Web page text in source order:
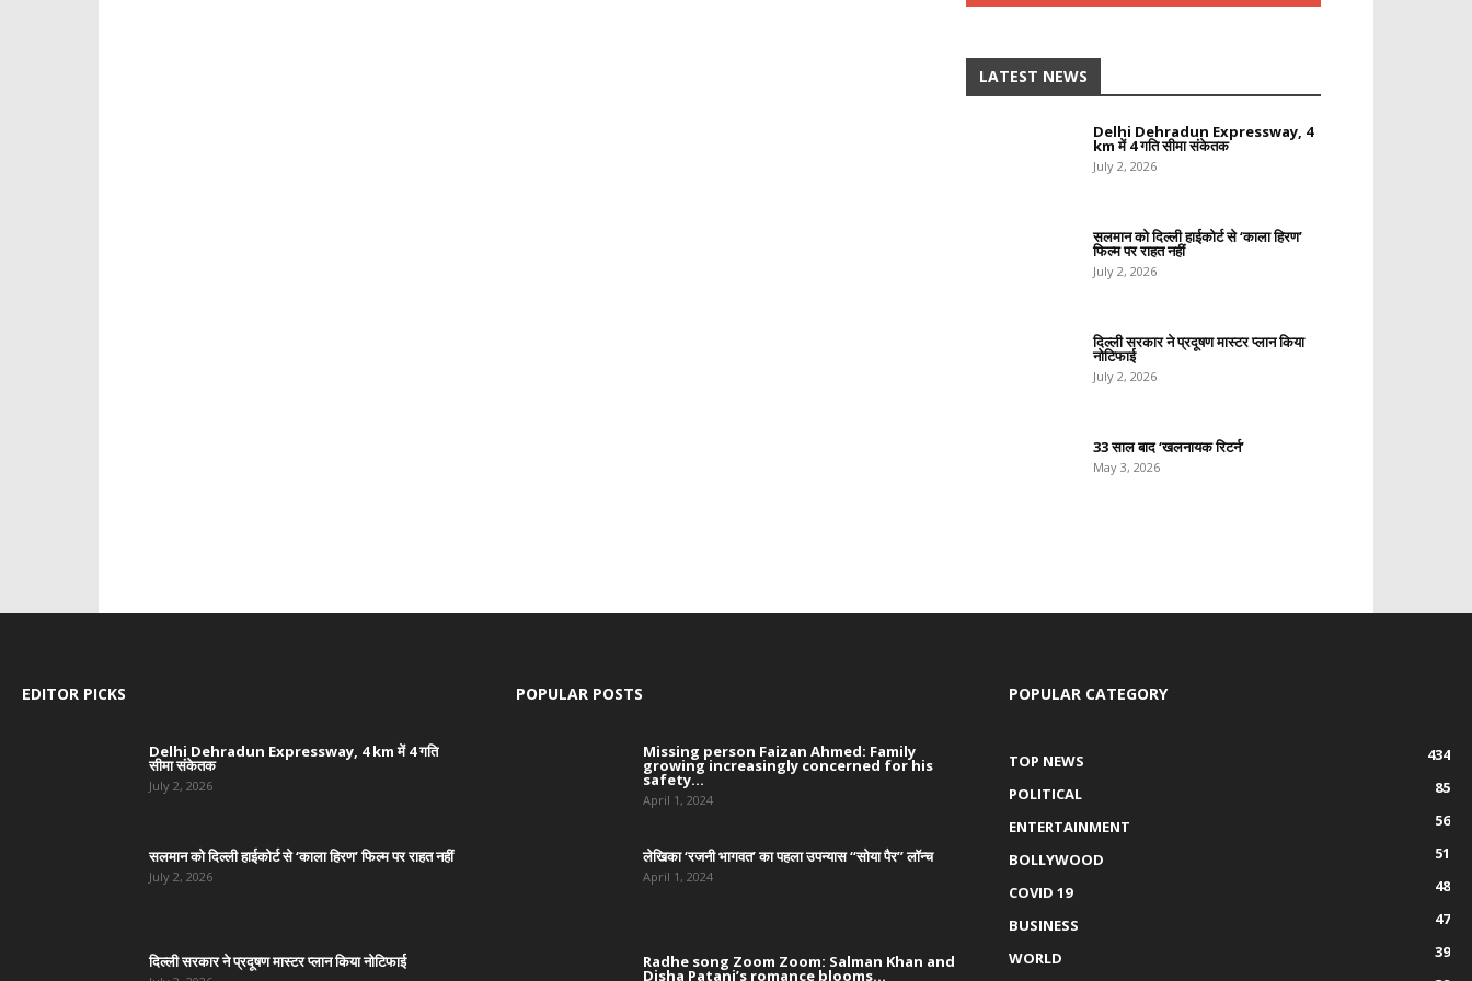
LATEST NEWS
Delhi Dehradun Expressway, 4
km में 4 गति सीमा संकेतक
July 2, 2026
सलमान को दिल्ली हाईकोर्ट से ‘काला हिरण’
फिल्म पर राहत नहीं
July 2, 2026
दिल्ली सरकार ने प्रदूषण मास्टर प्लान किया
नोटिफाई
July 2, 2026
33 साल बाद ‘खलनायक रिटर्न’
May 3, 2026
EDITOR PICKS
Delhi Dehradun Expressway, 4 km में 4 गति
सीमा संकेतक
July 2, 2026
सलमान को दिल्ली हाईकोर्ट से ‘काला हिरण’ फिल्म पर राहत नहीं
July 2, 2026
दिल्ली सरकार ने प्रदूषण मास्टर प्लान किया नोटिफाई
POPULAR POSTS
Missing person Faizan Ahmed: Family
growing increasingly concerned for his
safety...
April 1, 2024
लेखिका ‘रजनी भागवत’ का पहला उपन्यास “सोया पैर” लॉन्च
April 1, 2024
Radhe song Zoom Zoom: Salman Khan and
Disha Patani’s romance blooms...
POPULAR CATEGORY
TOP NEWS
434
POLITICAL
85
ENTERTAINMENT
56
BOLLYWOOD
51
COVID 19
48
BUSINESS
47
WORLD
39